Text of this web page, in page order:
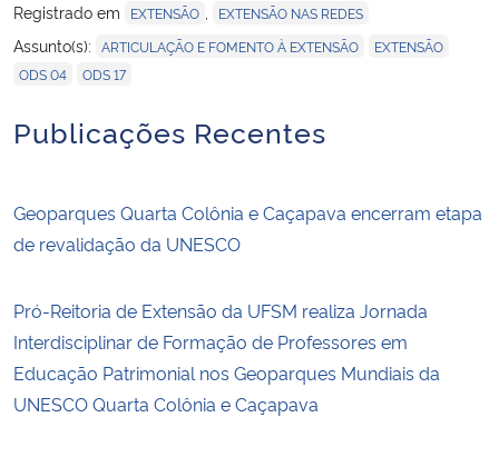
Registrado em
EXTENSÃO EXTENSÃO NAS REDES
Assunto(s): ARTICULAÇÃO E FOMENTO À EXTENSÃO EXTENSÃO
ODS 04 ODS 17
Publicações Recentes
Geoparques Quarta Colônia e Caçapava encerram etapa
de revalidação da UNESCO
Pró-Reitoria de Extensão da UFSM realiza Jornada
Interdisciplinar de Formação de Professores em
Educação Patrimonial nos Geoparques Mundiais da
UNESCO Quarta Colônia e Caçapava